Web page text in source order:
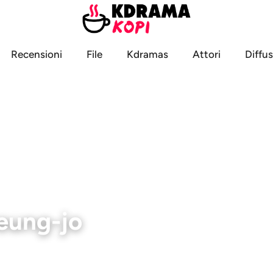
Recensioni File Kdramas Attori
jo